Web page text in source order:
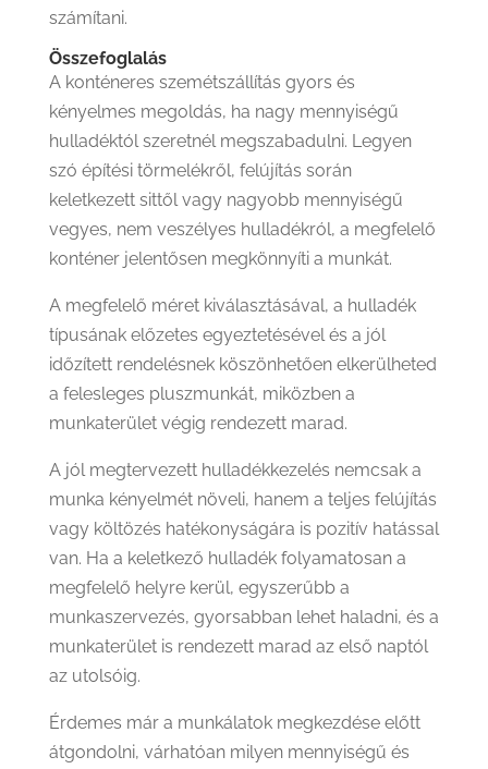
számítani.
Összefoglalás
A konténeres szemétszállítás gyors és
kényelmes megoldás, ha nagy mennyiségű
hulladéktól szeretnél megszabadulni. Legyen
szó építési törmelékről, felújítás során
keletkezett sittől vagy nagyobb mennyiségű
vegyes, nem veszélyes hulladékról, a megfelelő
konténer jelentősen megkönnyíti a munkát.
A megfelelő méret kiválasztásával, a hulladék
típusának előzetes egyeztetésével és a jól
időzített rendelésnek köszönhetően elkerülheted
a felesleges pluszmunkát, miközben a
munkaterület végig rendezett marad.
A jól megtervezett hulladékkezelés nemcsak a
munka kényelmét növeli, hanem a teljes felújítás
vagy költözés hatékonyságára is pozitív hatással
van. Ha a keletkező hulladék folyamatosan a
megfelelő helyre kerül, egyszerűbb a
munkaszervezés, gyorsabban lehet haladni, és a
munkaterület is rendezett marad az első naptól
az utolsóig.
Érdemes már a munkálatok megkezdése előtt
átgondolni, várhatóan milyen mennyiségű és